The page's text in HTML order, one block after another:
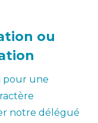
ou
pour une
notre délégué